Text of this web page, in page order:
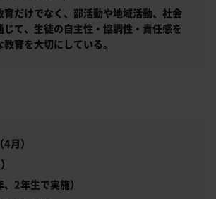
育だけでなく、部活動や地域活動、社会
じて、生徒の自主性・協調性・責任感を
育を大切にしている。
月）
2年生で実施）